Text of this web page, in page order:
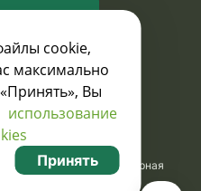
Рекламно-сувенирная
УНН 100873745, ООО
cookie,
максимально
Вы
использование
Принять